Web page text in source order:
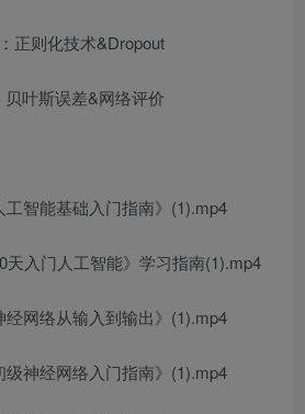
正则化技术&Dropout
叶斯误差&网络评价
智能基础入门指南》(1).mp4
天入门人工智能》学习指南(1).mp4
网络从输入到输出》(1).mp4
神经网络入门指南》(1).mp4